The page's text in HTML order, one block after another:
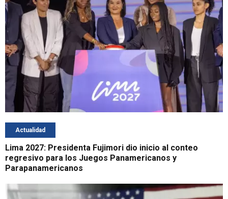
Actualidad
Lima 2027: Presidenta Fujimori dio inicio al conteo
regresivo para los Juegos Panamericanos y
Parapanamericanos